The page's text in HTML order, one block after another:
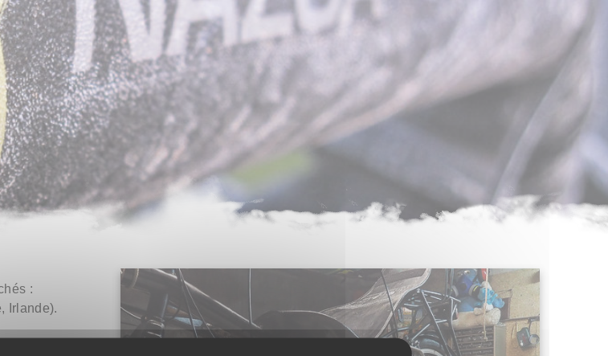
:
Irlande).
grand